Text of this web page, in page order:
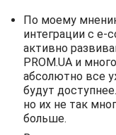
По моему
интеграции с e-
активно
PROM.UA и
абсолютно все
будут
но их не так
больше.